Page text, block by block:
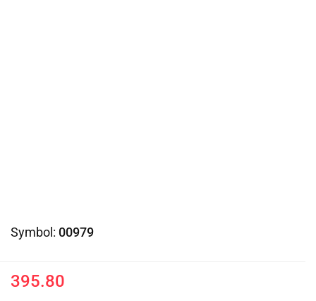
Symbol: 00979
395.80